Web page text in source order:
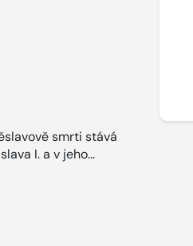
smrti stává
I. a v jeho...